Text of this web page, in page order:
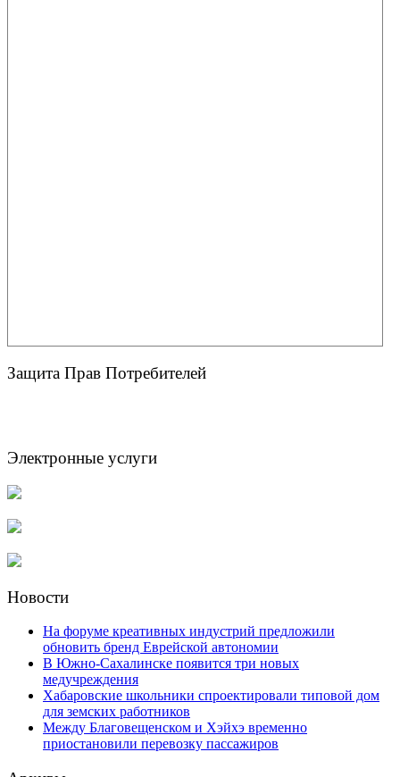
Защита Прав Потребителей
Электронные услуги
Новости
На форуме креативных индустрий предложили
обновить бренд Еврейской автономии
В Южно-Сахалинске появится три новых
медучреждения
Хабаровские школьники спроектировали типовой дом
для земских работников
Между Благовещенском и Хэйхэ временно
приостановили перевозку пассажиров